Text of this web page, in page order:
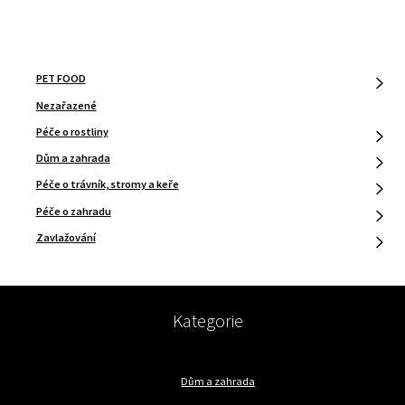
PET FOOD
Nezařazené
Péče o rostliny
Dům a zahrada
Péče o trávník, stromy a keře
Péče o zahradu
Zavlažování
Kategorie
Dům a zahrada